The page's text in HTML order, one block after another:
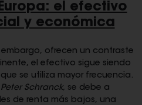
el efectivo
y económica
embargo, ofrecen un contraste
el efectivo sigue siendo
se utiliza mayor frecuencia.
Peter Schranck, se debe a
de renta más bajos, una